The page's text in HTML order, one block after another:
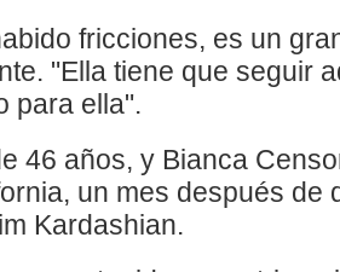
fricciones, es un
"Ella tiene que seguir
para ella".
46 años, y Bianca
un mes después de
Kardashian.